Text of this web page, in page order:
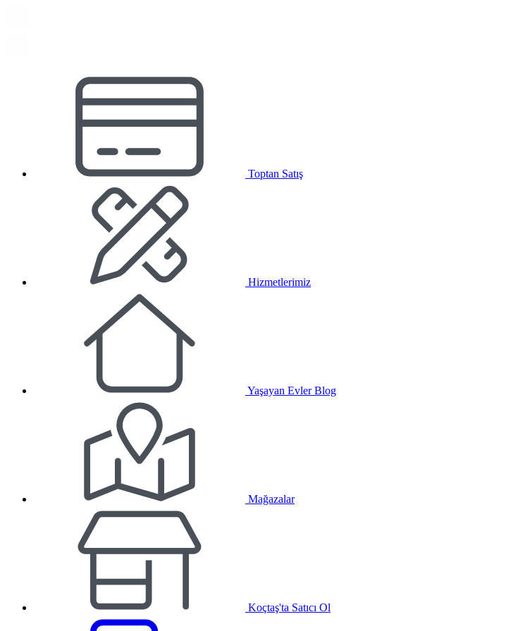
Toptan Satış
Hizmetlerimiz
Yaşayan Evler Blog
Mağazalar
Koçtaş'ta Satıcı Ol